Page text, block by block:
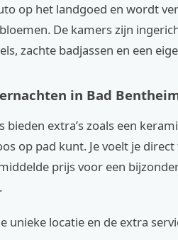
op het landgoed en wordt
De kamers zijn
zachte badjassen en een
in Bad
bieden extra’s zoals een
op pad kunt. Je voelt je
prijs voor een
unieke locatie en de extra